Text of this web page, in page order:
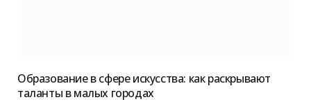
Образование в сфере искусства: как раскрывают
таланты в малых городах